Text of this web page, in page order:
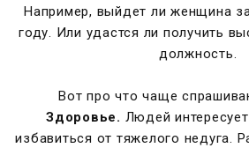
Например, выйдет ли женщина
году. Или удастся ли получить
должность.
Вот про что чаще
Здоровье. Людей
избавиться от тяжелого недуга.